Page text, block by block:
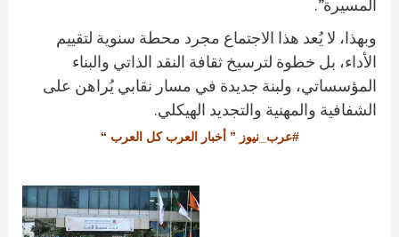
المسيرة”.
وبهذا، لا يُعد هذا الاجتماع مجرد محطة سنوية لتقييم
الأداء، بل خطوة لترسيخ ثقافة النقد الذاتي والبناء
المؤسساتي، ولبنة جديدة في مسار نقابي يُراهن على
الشفافية والمهنية والتجديد الهيكلي.
#عرب_نيوز ” أخبار العرب كل العرب “